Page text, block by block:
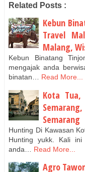
Related Posts :
Kebun
Travel
Malang,
Kebun Binatang
mengajak anda
binatan…
Read More...
Kota Tua,
Semarang
Hunting Di Kawasan
Hunting yukk. Kali
anda…
Read More...
Agro